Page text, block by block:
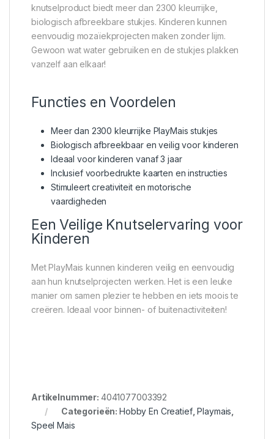
knutselproduct biedt meer dan 2300 kleurrijke,
biologisch afbreekbare stukjes. Kinderen kunnen
eenvoudig mozaïekprojecten maken zonder lijm.
Gewoon wat water gebruiken en de stukjes plakken
vanzelf aan elkaar!
Functies en Voordelen
Meer dan 2300 kleurrijke PlayMais stukjes
Biologisch afbreekbaar en veilig voor kinderen
Ideaal voor kinderen vanaf 3 jaar
Inclusief voorbedrukte kaarten en instructies
Stimuleert creativiteit en motorische
vaardigheden
Een Veilige Knutselervaring voor
Kinderen
Met PlayMais kunnen kinderen veilig en eenvoudig
aan hun knutselprojecten werken. Het is een leuke
manier om samen plezier te hebben en iets moois te
creëren. Ideaal voor binnen- of buitenactiviteiten!
Artikelnummer: 4041077003392
Categorieën:Hobby En Creatief,Playmais
Speel Mais